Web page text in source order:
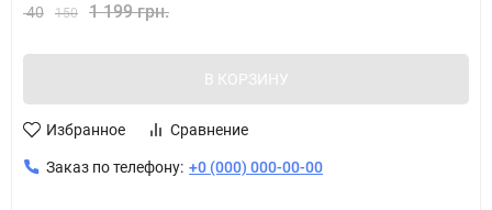
40 150 1 199 грн.
В КОРЗИНУ
Избранное Сравнение
Заказ по телефону: +0 (000) 000-00-00